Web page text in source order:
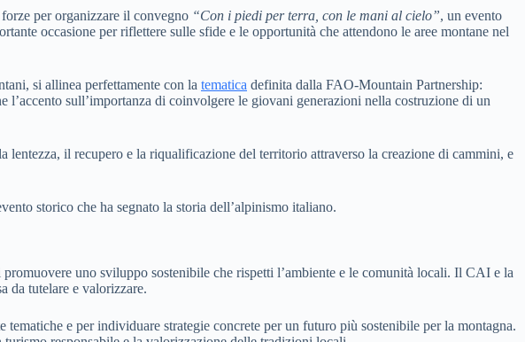
per organizzare il convegno “Con i piedi per terra, con le mani al cielo”, un evento
occasione per riflettere sulle sfide e le opportunità che attendono le aree montane nel
si allinea perfettamente con la tematica definita dalla FAO-Mountain Partnership:
l’accento sull’importanza di coinvolgere le giovani generazioni nella costruzione di un
il recupero e la riqualificazione del territorio attraverso la creazione di cammini, e
storico che ha segnato la storia dell’alpinismo italiano.
uno sviluppo sostenibile che rispetti l’ambiente e le comunità locali. Il CAI e la
da tutelare e valorizzare.
tematiche e per individuare strategie concrete per un futuro più sostenibile per la montagna.